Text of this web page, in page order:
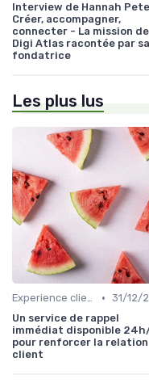
Interview de Hannah
Créer, accompagner,
connecter - La mission de
Digi Atlas racontée par sa
fondatrice
Les plus lus
Experience client • 31/12/
Un service de rappel
immédiat disponible
pour renforcer la relation
client